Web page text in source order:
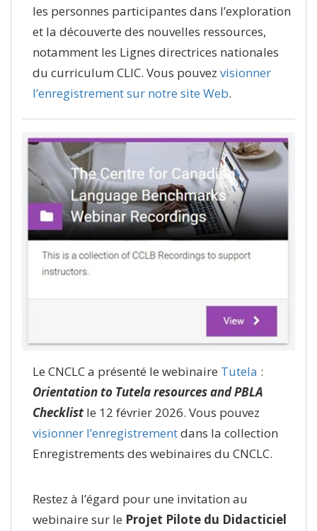
les personnes participantes dans l’exploration
et la découverte des nouvelles ressources,
notamment les Lignes directrices nationales
du curriculum CLIC. Vous pouvez visionner
l’enregistrement sur notre site Web.
Le CNCLC a présenté le webinaire Tutela :
Orientation to Tutela resources and PBLA
Checklistle 12 février 2026. Vous pouvez
visionner l’enregistrementdans la collection
Enregistrements des webinaires du CNCLC.
Restez à l’égard pour une invitation au
webinaire sur le Projet Pilote du Didacticiel